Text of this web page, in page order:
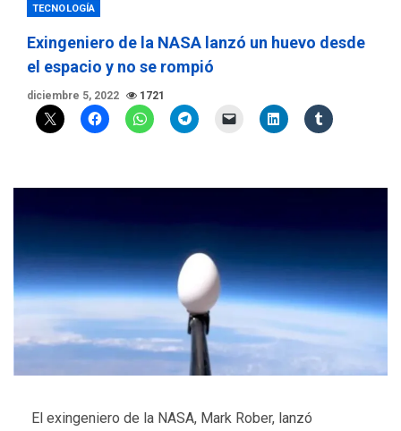
TECNOLOGÍA
Exingeniero de la NASA lanzó un huevo desde
el espacio y no se rompió
diciembre 5, 2022 1721
El exingeniero de la NASA, Mark Rober, lanzó